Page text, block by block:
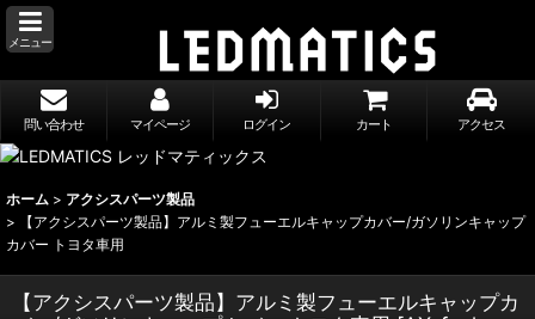
メニュー
問い合わせ マイページ ログイン カート アクセス
ホーム > アクシスパーツ製品
>
【アクシスパーツ製品】アルミ製フューエルキャップカバー/ガソリンキャップ
カバー トヨタ車用
【アクシスパーツ製品】アルミ製フューエルキャップカ